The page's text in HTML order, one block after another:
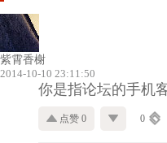
紫霄香榭
2014-10-10 23:11:50
你是指论坛的手机
点赞 0 0